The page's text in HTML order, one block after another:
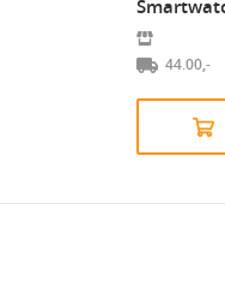
44.00,-